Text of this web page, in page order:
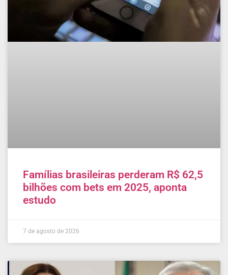
Famílias brasileiras perderam R$ 62,5
bilhões com bets em 2025, aponta
estudo
7 de agosto de 2026